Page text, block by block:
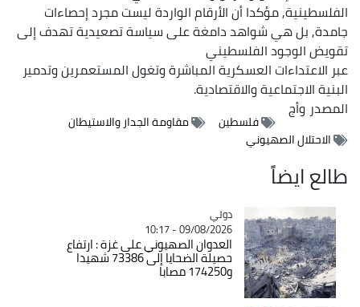
الفلسطينية, مؤكدا أن الأرقام الواردة ليست مجرد إحصاءات
جامدة, بل هي شواهد دامغة على سياسة تصعيدية تهدف إلى
تقويض الوجود الفلسطيني
عبر الاعتداءات العسكرية المباشرة وتغول المستعمرين وتدمير
البنية الاجتماعية والاقتصادية.
المصدروأج
فلسطين
مقاومة الجدار والاستيطان
الاحتلال الصهيوني
طالع ايضاً
Catégorie
دولي
09/08/2026 - 10:17
العدوان الصهيوني على غزة : ارتفاع
حصيلة الضحايا إلى 73386 شهيدا